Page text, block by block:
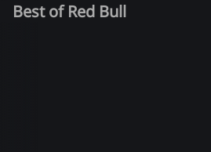
Best of Red Bull